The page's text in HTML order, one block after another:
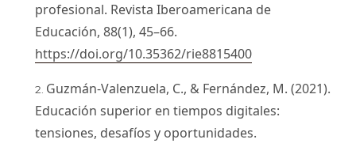
profesional. Revista Iberoamericana de
Educación, 88(1), 45–66.
https://doi.org/10.35362/rie8815400
Guzmán-Valenzuela, C., & Fernández, M. (2021).
Educación superior en tiempos digitales:
tensiones, desafíos y oportunidades.